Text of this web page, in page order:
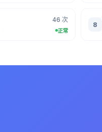
46 次
正常
8